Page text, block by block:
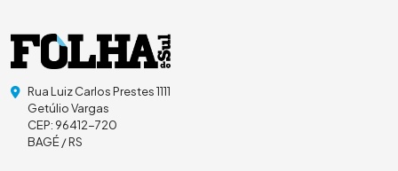
Rua Luiz Carlos Prestes 1111
Getúlio Vargas
CEP: 96412-720
BAGÉ / RS